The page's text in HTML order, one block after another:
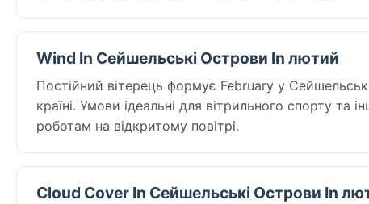
Wind In Сейшельські Острови In лютий
Постійний вітерець формує February у
країні. Умови ідеальні для вітрильного спорту
роботам на відкритому повітрі.
Cloud Cover In Сейшельські Острови In